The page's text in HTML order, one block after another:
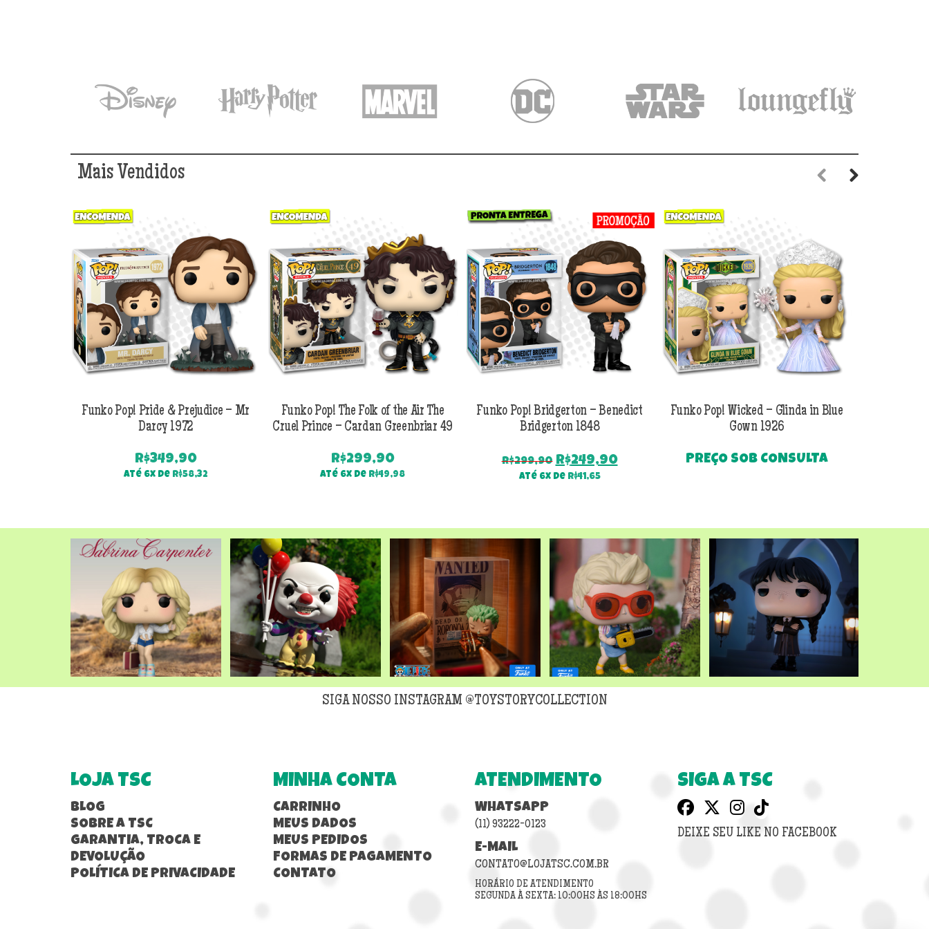
Mais Vendidos
Funko Pop! Pride & Prejudice – Mr
Darcy 1972
R$349,90
Até 6x de R$58,32
Funko Pop! The Folk of the Air The
Cruel Prince – Cardan Greenbriar 49
R$299,90
Até 6x de R$49,98
Funko Pop! Bridgerton – Benedict
Bridgerton 1848
R$299,90 O
preço
R$249,90O
Até 6x de R$41,65
Funko Pop! Wicked – Glinda in Blue
Gown 1926
PREÇO SOB CONSULTA
SIGA NOSSO INSTAGRAM @TOYSTORYCOLLECTION
LOJA TSC
BLOG
SOBRE A TSC
GARANTIA, TROCA E
DEVOLUÇÃO
POLÍTICA DE PRIVACIDADE
MINHA CONTA
CARRINHO
MEUS DADOS
MEUS PEDIDOS
FORMAS DE PAGAMENTO
CONTATO
ATENDIMENTO
WHATSAPP
(11) 93222-0123
E-MAIL
CONTATO@LOJATSC.COM.BR
HORÁRIO DE ATENDIMENTO
SEGUNDA À SEXTA: 10:00HS ÀS 18:00HS
SIGA A TSC
DEIXE SEU LIKE NO FACEBOOK